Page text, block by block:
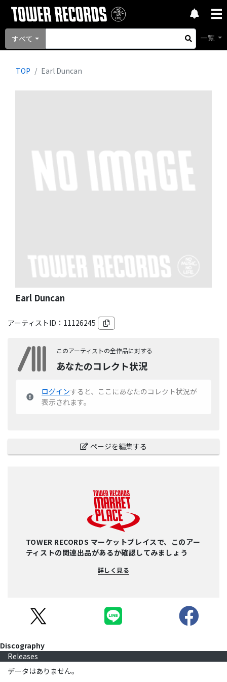
すべて 一覧
TOP Earl Duncan
Earl Duncan
アーティストID： 11126245
このアーティストの全作品に対する
あなたのコレクト状況
ログインすると、ここにあなたのコレクト状況が
表示されます。
ページを編集する
TOWER RECORDS マーケットプレイスで、このアー
ティストの関連出品があるか確認してみましょう
詳しく見る
Discography
Releases
データはありません。